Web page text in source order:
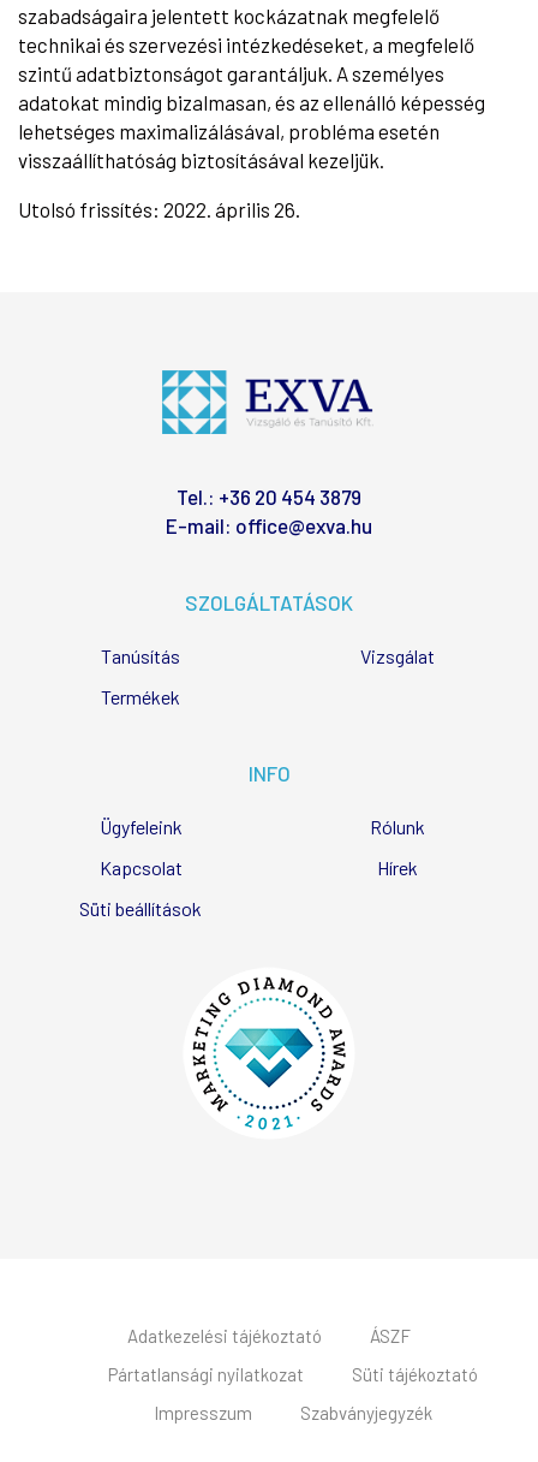
szabadságaira jelentett kockázatnak megfelelő
technikai és szervezési intézkedéseket, a megfelelő
szintű adatbiztonságot garantáljuk. A személyes
adatokat mindig bizalmasan, és az ellenálló képesség
lehetséges maximalizálásával, probléma esetén
visszaállíthatóság biztosításával kezeljük.
Utolsó frissítés: 2022. április 26.
Tel.: +36 20 454 3879
E-mail: office@exva.hu
SZOLGÁLTATÁSOK
Tanúsítás
Vizsgálat
Termékek
INFO
Ügyfeleink
Rólunk
Kapcsolat
Hírek
Süti beállítások
Adatkezelési tájékoztató
ÁSZF
Pártatlansági nyilatkozat
Süti tájékoztató
Impresszum
Szabványjegyzék